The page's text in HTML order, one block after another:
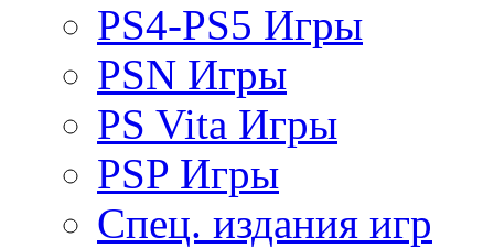
PS4-PS5 Игры
PSN Игры
PS Vita Игры
PSP Игры
Спец. издания игр